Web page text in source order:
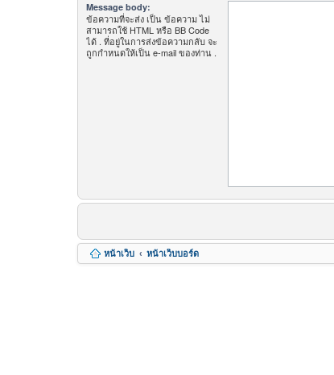
Message body:
ข้อความที่จะส่ง เป็น ข้อความ ไม่
สามารถใช้ HTML หรือ BB Code
ได้ . ที่อยู่ในการส่งข้อความกลับ จะ
ถูกกำหนดให้เป็น e-mail ของท่าน .
หน้าเว็บ หน้าเว็บบอร์ด